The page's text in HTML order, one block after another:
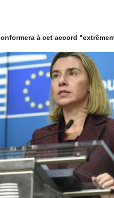
à cet accord